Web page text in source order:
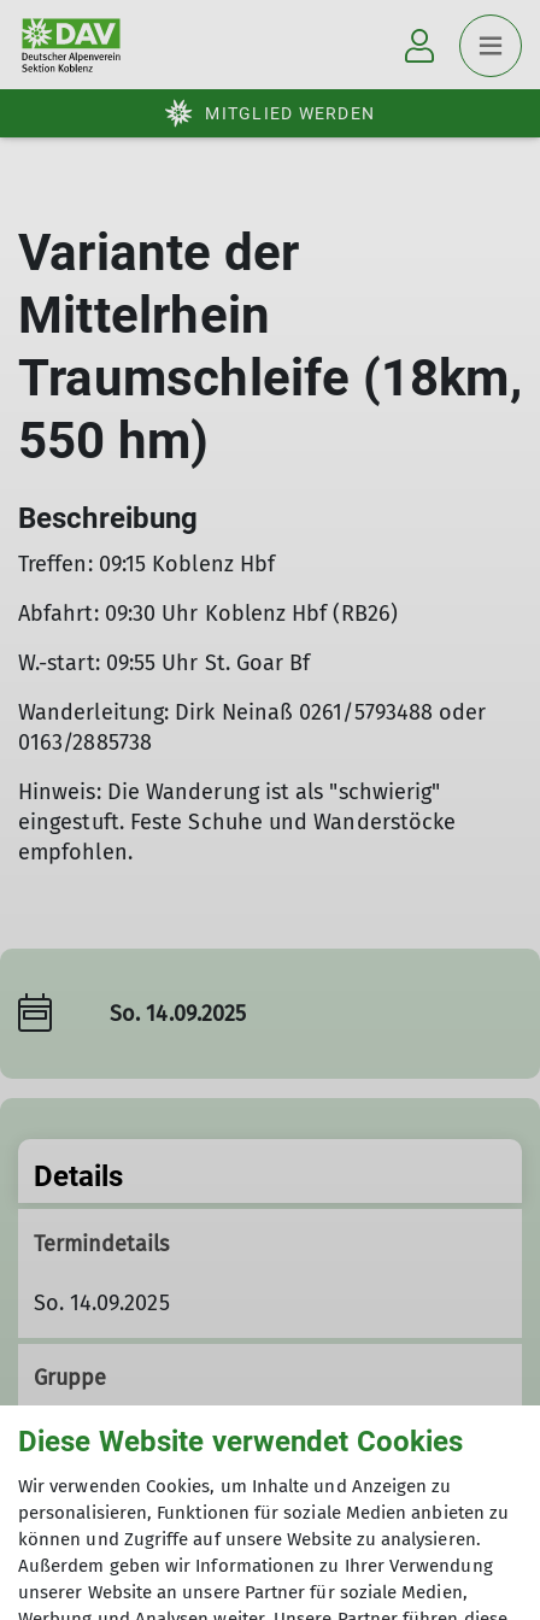
MITGLIED WERDEN
Variante der
Mittelrhein
Traumschleife (18km,
550 hm)
Beschreibung
Treffen: 09:15 Koblenz Hbf
Abfahrt: 09:30 Uhr Koblenz Hbf (RB26)
W.-start: 09:55 Uhr St. Goar Bf
Wanderleitung: Dirk Neinaß 0261/5793488 oder
0163/2885738
Hinweis: Die Wanderung ist als "schwierig"
eingestuft. Feste Schuhe und Wanderstöcke
empfohlen.
So. 14.09.2025
Details
Termindetails
So. 14.09.2025
Gruppe
Wandergruppe
Wir sind eine Gruppe von
Wanderfreund*innen, die ihre Freizeit
Diese Website verwendet Cookies
Wir verwenden Cookies, um Inhalte und Anzeigen zu
personalisieren, Funktionen für soziale Medien anbieten zu
können und Zugriffe auf unsere Website zu analysieren.
Außerdem geben wir Informationen zu Ihrer Verwendung
unserer Website an unsere Partner für soziale Medien,